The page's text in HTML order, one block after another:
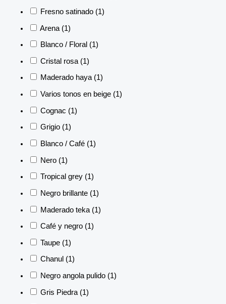
Fresno satinado (1)
Arena (1)
Blanco / Floral (1)
Cristal rosa (1)
Maderado haya (1)
Varios tonos en beige (1)
Cognac (1)
Grigio (1)
Blanco / Café (1)
Nero (1)
Tropical grey (1)
Negro brillante (1)
Maderado teka (1)
Café y negro (1)
Taupe (1)
Chanul (1)
Negro angola pulido (1)
Gris Piedra (1)